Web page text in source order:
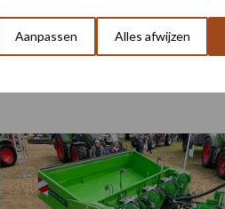
Aanpassen Alles afwijzen